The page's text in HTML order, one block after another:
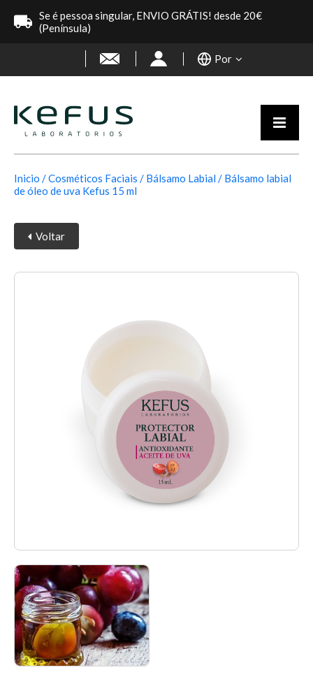
Se é pessoa singular, ENVIO GRÁTIS! desde 20€
(Península)
Por
Inicio Cosméticos Faciais Bálsamo Labial
Bálsamo labial
de óleo de uva Kefus 15 ml
Voltar